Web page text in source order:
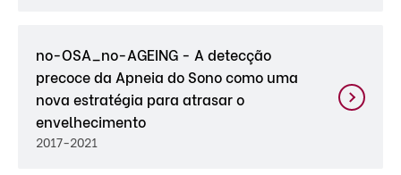
no-OSA_no-AGEING - A detecção
precoce da Apneia do Sono como uma
nova estratégia para atrasar o
envelhecimento
2017-2021